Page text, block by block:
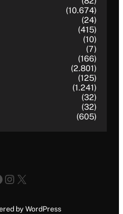
(10.674)
(24)
(415)
(10)
(7)
(166)
(2.801)
(125)
(1.241)
(32)
(32)
(605)
Instagram
X
by WordPress